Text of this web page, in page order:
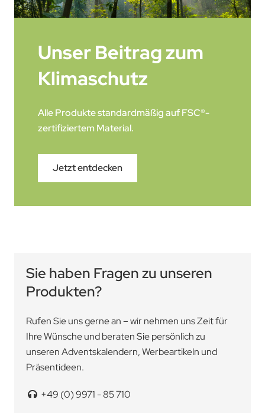
Unser Beitrag zum
Klimaschutz
Alle Produkte standardmäßig auf FSC®-
zertifiziertem Material.
Jetzt entdecken
Sie haben Fragen zu unseren
Produkten?
Rufen Sie uns gerne an – wir nehmen uns Zeit für
Ihre Wünsche und beraten Sie persönlich zu
unseren Adventskalendern, Werbeartikeln und
Präsentideen.
+49 (0) 9971 - 85 710